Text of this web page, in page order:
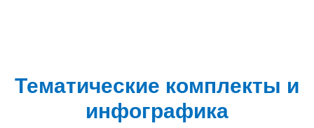
Тематические комплекты и
инфографика